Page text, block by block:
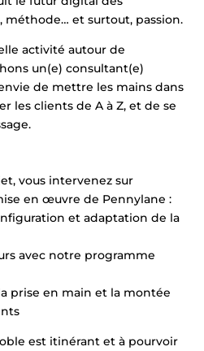
méthode… et surtout, passion.
activité autour de
un(e) consultant(e)
de mettre les mains dans
les clients de A à Z, et de se
vous intervenez sur
en œuvre de Pennylane :
et adaptation de la
avec notre programme
prise en main et la montée
est itinérant et à pourvoir